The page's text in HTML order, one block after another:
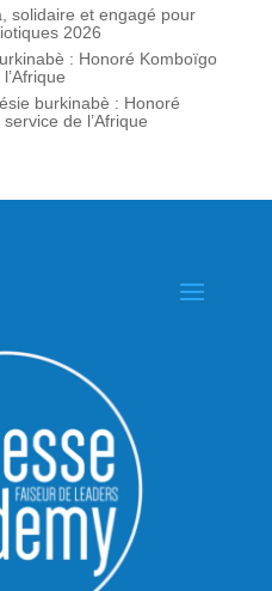
solidaire et engagé pour
2026
: Honoré Komboïgo
burkinabè : Honoré
de l’Afrique